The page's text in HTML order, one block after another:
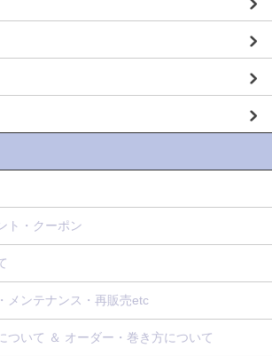
ト・クーポン
メンテナンス・再販売etc
ついて ＆ オーダー・巻き方について